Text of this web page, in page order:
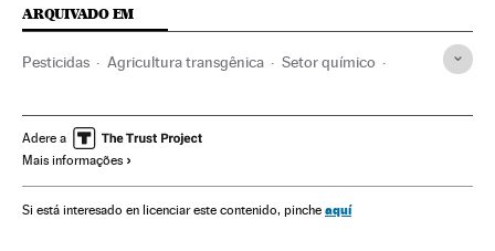
ARQUIVADO EM
Pesticidas Agricultura transgênica Setor químico
América Latina América
Meio ambiente
Adere a
Mais informações
Si está interesado en licenciar este contenido, pinche aquí